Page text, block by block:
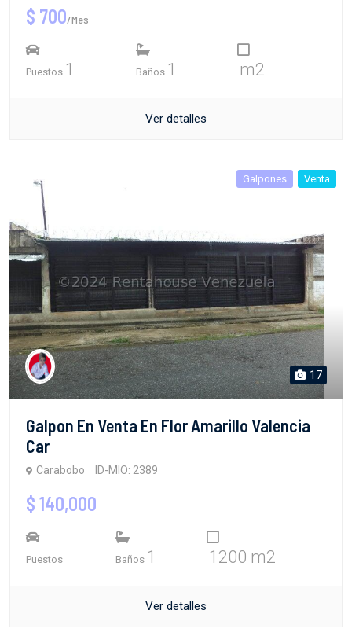
$ 700/Mes
Puestos 1 Baños 1 m2
Ver detalles
Galpones Venta
17
Galpon En Venta En Flor Amarillo Valencia
Car
Carabobo ID-MIO: 2389
$ 140,000
Puestos Baños 1 1200 m2
Ver detalles